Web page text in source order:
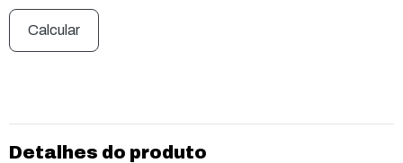
Calcular
Detalhes do produto